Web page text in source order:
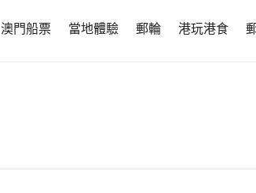
澳門船票 當地體驗 郵輪 港玩港食